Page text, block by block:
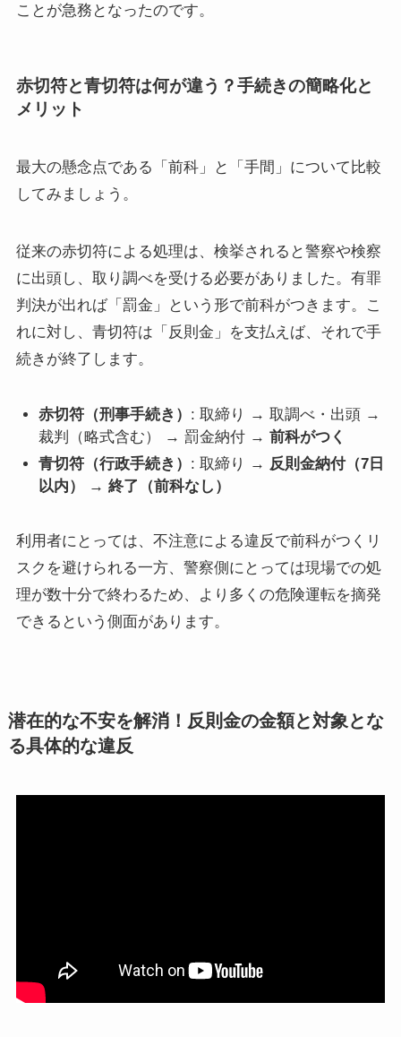
ことが急務となったのです。
赤切符と青切符は何が違う？手続きの簡略化と
メリット
最大の懸念点である「前科」と「手間」について比較
してみましょう。
従来の赤切符による処理は、検挙されると警察や検察
に出頭し、取り調べを受ける必要がありました。有罪
判決が出れば「罰金」という形で前科がつきます。こ
れに対し、青切符は「反則金」を支払えば、それで手
続きが終了します。
赤切符（刑事手続き） : 取締り → 取調べ・出頭 →
裁判（略式含む） → 罰金納付 →前科がつく
青切符（行政手続き） : 取締り → 反則金納付（7日
以内） → 終了（前科なし）
利用者にとっては、不注意による違反で前科がつくリ
スクを避けられる一方、警察側にとっては現場での処
理が数十分で終わるため、より多くの危険運転を摘発
できるという側面があります。
潜在的な不安を解消！反則金の金額と対象とな
る具体的な違反